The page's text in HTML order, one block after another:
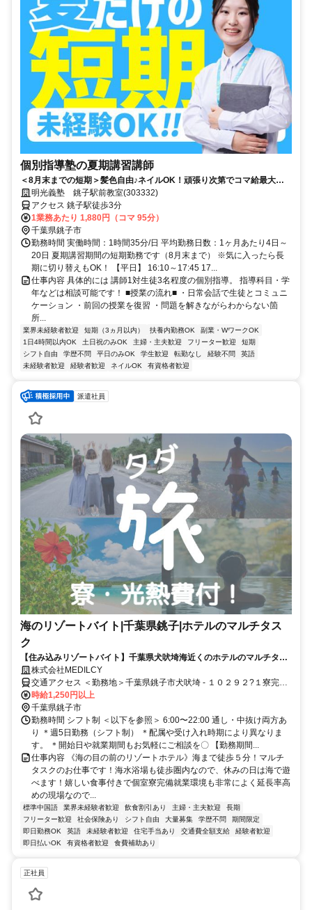
個別指導塾の夏期講習講師
＜8月末までの短期＞髪色自由♪ネイルOK！頑張り次第でコマ給最大
3000円！得意科目で先生デビュー！未経験が活躍中の塾講師◎週１回～
OK（シフト自由）
明光義塾 銚子駅前教室(303332)
アクセス 銚子駅徒歩3分
1業務あたり 1,880円（コマ 95分）
千葉県銚子市
勤務時間 実働時間：1時間35分/日 平均勤務日数：1ヶ月あたり4日～
20日 夏期講習期間の短期勤務です（8月末まで） ※気に入ったら長
期に切り替えもOK！ 【平日】 16:10～17:45 17...
仕事内容 具体的には 講師1対生徒3名程度の個別指導。 指導科目・学
年などは相談可能です！ ■授業の流れ■ ・日常会話で生徒とコミュニ
ケーション ・前回の授業を復習 ・問題を解きながらわからない箇
所...
業界未経験者歓迎 短期（3ヵ月以内） 扶養内勤務OK
副業・WワークOK
1日4時間以内OK
土日祝のみOK 主婦・主夫歓迎 フリーター歓迎
短期
シフト自由
学歴不問 平日のみOK 学生歓迎 転勤なし 経験不問
英語
未経験者歓迎
経験者歓迎 ネイルOK 有資格者歓迎
派遣社員
海のリゾートバイト|千葉県銚子|ホテルのマルチタス
ク
【住み込みリゾートバイト】千葉県犬吠埼海近くのホテルのマルチタス
ク業務です！
株式会社MEDILCY
交通アクセス ＜勤務地＞千葉県銚子市犬吠埼 - １０２９２?１寮完
備・赴任交通費支給！◆寮完備◆日払い最大90％対応◆最短"当日"に
お仕事ご紹介
時給1,250円以上
千葉県銚子市
勤務時間 シフト制 ＜以下を参照＞ 6:00〜22:00 通し・中抜け両方あ
り ＊週5日勤務（シフト制） ＊配属や受け入れ時期により異なりま
す。 ＊開始日や就業期間もお気軽にご相談を〇 【勤務期間...
仕事内容 《海の目の前のリゾートホテル》海まで徒歩５分！マルチ
タスクのお仕事です！海水浴場も徒歩圏内なので、休みの日は海で遊
べます！嬉しい食事付きで個室寮完備就業環境も非常によく延長率高
めの現場なので...
標準中国語 業界未経験者歓迎 飲食割引あり 主婦・主夫歓迎
長期
フリーター歓迎
社会保険あり シフト自由 大量募集 学歴不問
期間限定
即日勤務OK
英語 未経験者歓迎 住宅手当あり 交通費全額支給
経験者歓迎
即日払いOK
有資格者歓迎 食費補助あり
正社員